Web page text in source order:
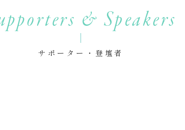
& Speakers
サポーター・登壇者